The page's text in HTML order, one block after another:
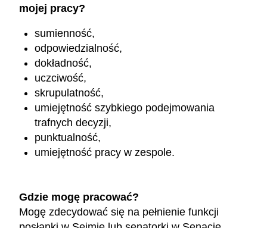
mojej pracy?
sumienność,
odpowiedzialność,
dokładność,
uczciwość,
skrupulatność,
umiejętność szybkiego podejmowania
trafnych decyzji,
punktualność,
umiejętność pracy w zespole.
Gdzie mogę pracować?
Mogę zdecydować się na pełnienie funkcji